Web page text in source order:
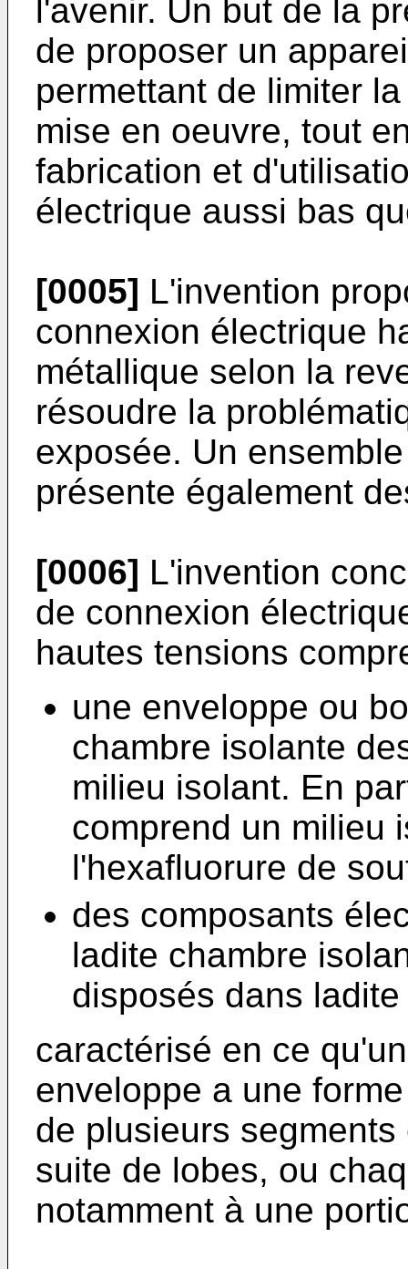
l'avenir. Un but de la
de proposer un
permettant de limiter
mise en oeuvre, tout
fabrication et
électrique aussi bas
[0005] L'invention
connexion électrique
métallique selon la
résoudre la
exposée. Un
présente également
[0006] L'invention
de connexion
hautes tensions
une enveloppe ou
chambre isolante
milieu isolant. En
comprend un milieu
l'hexafluorure de
des composants
ladite chambre
disposés dans
caractérisé en ce
enveloppe a une
de plusieurs
suite de lobes, ou
notamment à une